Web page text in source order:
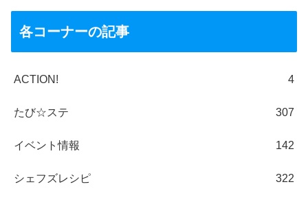
各コーナーの記事
ACTION! 4
たび☆ステ 307
イベント情報 142
シェフズレシピ 322